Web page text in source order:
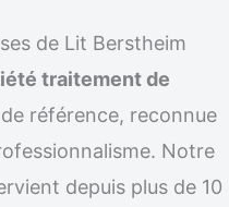
de Lit Berstheim
traitement de
de référence, reconnue
Notre
depuis plus de 10